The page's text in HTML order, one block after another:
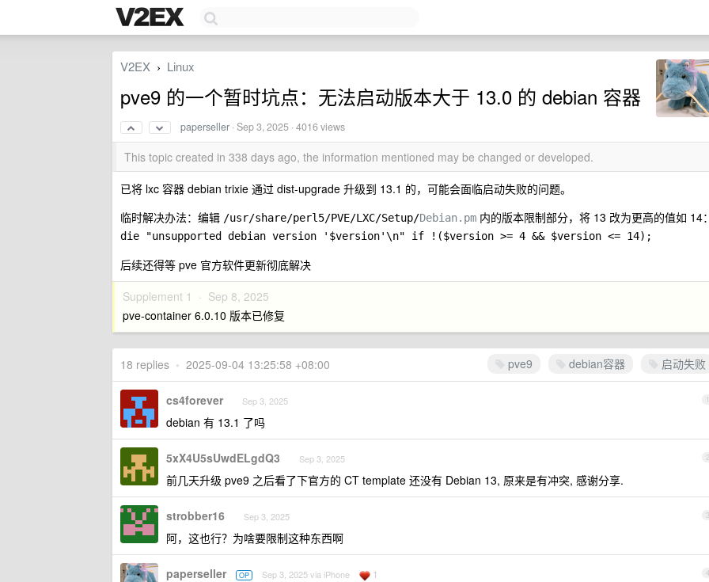
V2EX › Linux
pve9 的一个暂时坑点：无法启动版本大于 13.0 的 debian 容器
paperseller ·Sep 3, 2025 · 4016 views
This topic created in 338 days ago, the information mentioned may be changed or developed.
已将 lxc 容器 debian trixie 通过 dist-upgrade 升级到 13.1 的，可能会面临启动失败的问题。
临时解决办法：编辑 /usr/share/perl5/PVE/LXC/Setup/Debian.pm 内的版本限制部分，将 13 改为更高的值如 14：
die "unsupported debian version '$version'\n" if !($version >= 4 && $version <= 14);
后续还得等 pve 官方软件更新彻底解决
Supplement 1 · Sep 8, 2025
pve-container 6.0.10 版本已修复
pve9 debian容器 启动失败
18 replies • 2025-09-04 13:25:58 +08:00
1
cs4forever Sep 3, 2025
debian 有 13.1 了吗
2
5xX4U5sUwdELgdQ3 Sep 3, 2025
前几天升级 pve9 之后看了下官方的 CT template 还没有 Debian 13, 原来是有冲突, 感谢分享.
3
strobber16 Sep 3, 2025
阿，这也行？为啥要限制这种东西啊
4
paperseller OP Sep 3, 2025 via iPhone 1